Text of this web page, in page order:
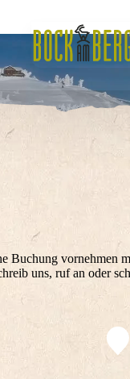
BERG
BERG
Buchung vornehmen
uns, ruf an oder